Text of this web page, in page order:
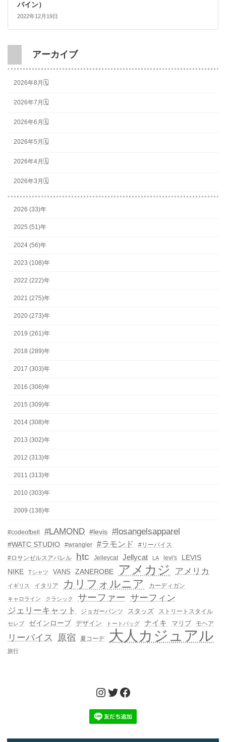
バイン）
2022年12月19日
アーカイブ
2026年8月🗓
2026年7月🗓
2026年6月🗓
2026年5月🗓
2026年4月🗓
2026年3月🗓
2026 (33)年
2025 (51)年
2024 (56)年
2023 (108)年
2022 (222)年
2021 (275)年
2020 (273)年
2019 (261)年
2018 (289)年
2017 (303)年
2016 (306)年
2015 (309)年
2014 (308)年
2013 (302)年
2012 (313)年
2011 (313)年
2010 (303)年
2009 (138)年
#codeofbell #LAMOND #levis #losangelsapparel
#WATC STUDIO #wrangler #ラモンド
#リーバイス
#ロサンゼルスアパレル
htc Jelleycat Jellycat LA levi's
LEVIS
NIKE
Tシャツ VANS ZANEROBE アメカジ アメリカ
イギリス イタリア カリフォルニア カーディガン
キャロライン クラシック サーファー サーフィン
ジェリーキャット
ジョガーパンツ スタッズ ストリートスタイル
セレブ ゼインローブ デザイン トートバッグ ナイキ マリブ モヘア
リーバイス 原宿 夏コーデ 大人カジュアル
旅行
Instagram
Twitter
Facebook